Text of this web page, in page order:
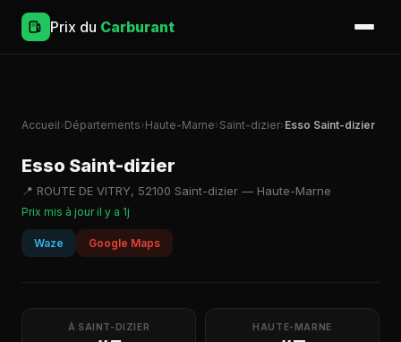
Prix du Carburant
Accueil›Départements›Haute-Marne›Saint-dizier›Esso Saint-dizier
Esso Saint-dizier
📍 ROUTE DE VITRY, 52100 Saint-dizier — Haute-Marne
Prix mis à jour il y a 1j
Waze Google Maps
À SAINT-DIZIER HAUTE-MARNE